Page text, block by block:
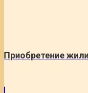
Приобретение